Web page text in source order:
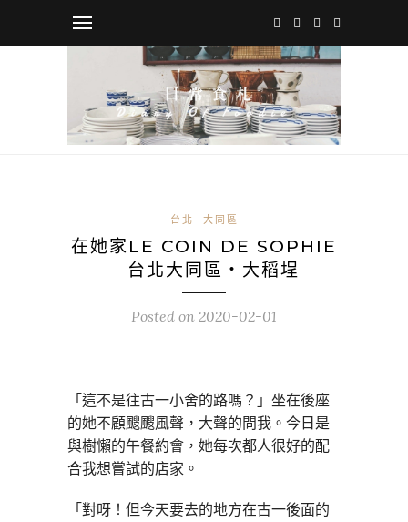
台北 大同區
在她家LE COIN DE SOPHIE
｜台北大同區・大稻埕
Posted on 2020-02-01
「這不是往古一小舍的路嗎？」坐在後座
的她不顧颼颼風聲，大聲的問我。今日是
與樹懶的午餐約會，她每次都人很好的配
合我想嘗試的店家。
「對呀！但今天要去的地方在古一後面的